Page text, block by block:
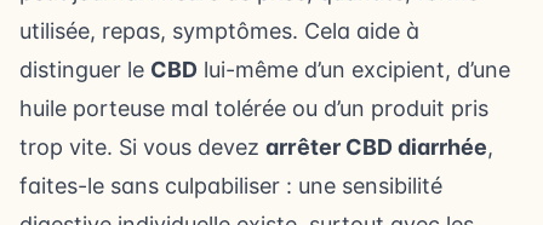
utilisée, repas, symptômes. Cela aide à
distinguer le CBD lui-même d’un excipient, d’une
huile porteuse mal tolérée ou d’un produit pris
trop vite. Si vous devez arrêter CBD diarrhée,
faites-le sans culpabiliser : une sensibilité